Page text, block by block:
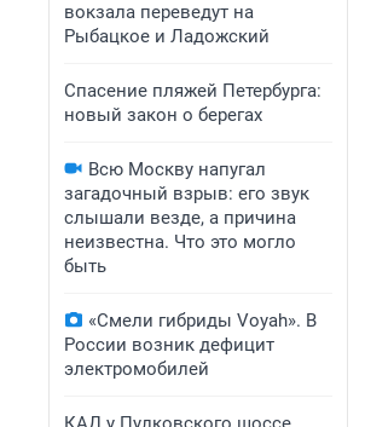
вокзала переведут на
Рыбацкое и Ладожский
Спасение пляжей Петербурга:
новый закон о берегах
Всю Москву напугал
загадочный взрыв: его звук
слышали везде, а причина
неизвестна. Что это могло
быть
«Смели гибриды Voyah». В
России возник дефицит
электромобилей